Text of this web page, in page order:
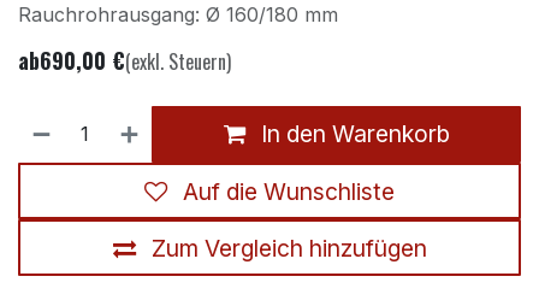
Rauchrohrausgang: Ø 160/180 mm
ab690,00 €(exkl. Steuern)
In den Warenkorb
Zum Vergleich hinzufügen
Auf die Wunschliste